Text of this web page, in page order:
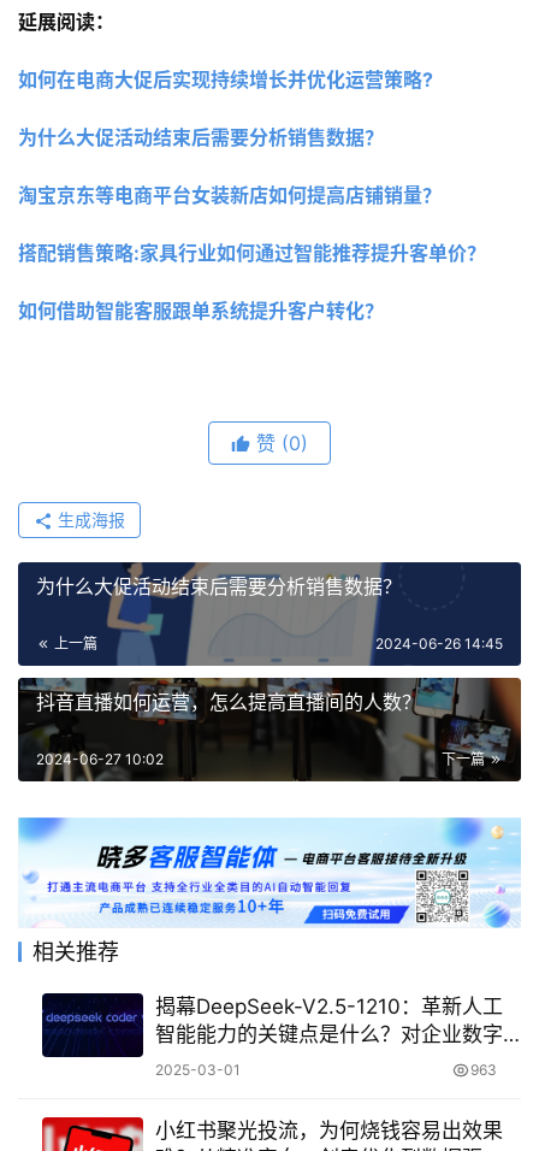
延展阅读：
如何在电商大促后实现持续增长并优化运营策略?
为什么大促活动结束后需要分析销售数据？
淘宝京东等电商平台女装新店如何提高店铺销量？
搭配销售策略:家具行业如何通过智能推荐提升客单价？
如何借助智能客服跟单系统提升客户转化？
赞 (0)
生成海报
为什么大促活动结束后需要分析销售数据？
上一篇 2024-06-26 14:45
抖音直播如何运营，怎么提高直播间的人数？
下一篇
2024-06-27 10:02
相关推荐
揭幕DeepSeek-V2.5-1210：革新人工
智能能力的关键点是什么？对企业数字
化转型提供了什么助力？
2025-03-01 963
小红书聚光投流，为何烧钱容易出效果